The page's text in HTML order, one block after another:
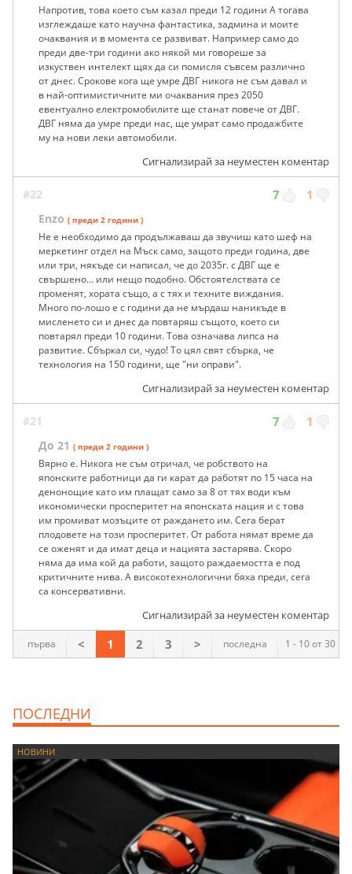
Напротив, това което съм казал преди 12 години А тогава
изглеждаше като научна фантастика, задмина и моите
очаквания и в момента се развиват. Например само до
преди две-три години ако някой ми говореше за
изкуствен интелект щях да си помисля съвсем различно
от днес. Срокове кога ще умре ДВГ никога не съм давал и
в най-оптимистичните ми очаквания през 2050
евентуално електромобилите ще станат повече от ДВГ.
ДВГ няма да умре преди нас, ще умрат само продажбите
му на нови леки автомобили.
Сигнализирай за неуместен коментар
#22 7 1
Enzo ( преди 2 години )
Не е необходимо да продължаваш да звучиш като шеф на
меркетинг отдел на Мъск само, защото преди година, две
или три, някъде си написал, че до 2035г. с ДВГ ще е
свършено... или нещо подобно. Обстоятелствата се
променят, хората също, а с тях и техните виждания.
Много по-лошо е с години да не мърдаш наникъде в
мисленето си и днес да повтаряш същото, което си
повтарял преди 10 години. Това означава липса на
развитие. Сбъркал си, чудо! То цял свят сбърка, че
технология на 150 години, ще "ни оправи".
Сигнализирай за неуместен коментар
#21 7 1
До 21 ( преди 2 години )
Вярно е. Никога не съм отричал, че робството на
японските работници да ги карат да работят по 15 часа на
денонощие като им плащат само за 8 от тях води към
икономически просперитет на японската нация и с това
им промиват мозъците от раждането им. Сега берат
плодовете на този просперитет. От работа нямат време да
се оженят и да имат деца и нацията застарява. Скоро
няма да има кой да работи, защото раждаемостта е под
критичните нива. А високотехнологични бяха преди, сега
са консервативни.
Сигнализирай за неуместен коментар
1 - 10 от 30
първа < 1 2 3 > последна
ПОСЛЕДНИ
НОВИНИ